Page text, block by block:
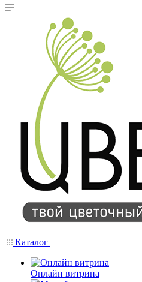
Каталог
Онлайн витрина